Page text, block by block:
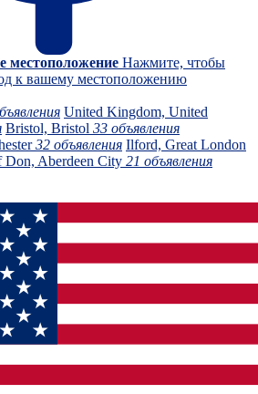
местоположение Нажмите, чтобы
к вашему местоположению
United Kingdom, United
Bristol, Bristol 33 объявления
32 объявления Ilford, Great London
Don, Aberdeen City 21 объявления